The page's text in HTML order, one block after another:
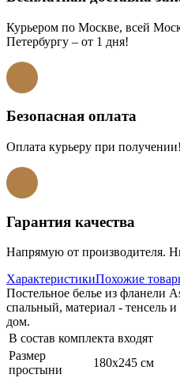
Курьером по Москве, всей
Петербургу – от 1 дня!
Безопасная оплата
Оплата курьеру при
Гарантия качества
Напрямую от производителя.
ХарактеристикиПохожие
Постельное белье из фланели
спальный, материал - тенсель
дом.
В состав комплекта входят
Размер
простыни
180х245 см